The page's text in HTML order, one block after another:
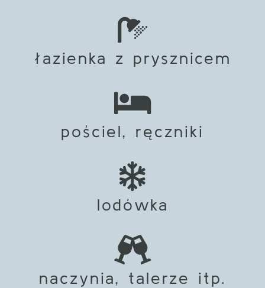
łazienka z prysznicem
pościel, ręczniki
lodówka
naczynia, talerze itp.